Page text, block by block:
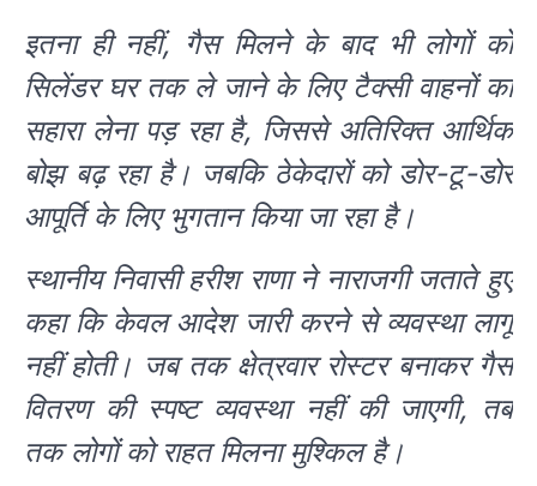
इतना ही नहीं, गैस मिलने के बाद भी लोगों को
सिलेंडर घर तक ले जाने के लिए टैक्सी वाहनों का
सहारा लेना पड़ रहा है, जिससे अतिरिक्त आर्थिक
बोझ बढ़ रहा है। जबकि ठेकेदारों को डोर-टू-डोर
आपूर्ति के लिए भुगतान किया जा रहा है।
स्थानीय निवासी हरीश राणा ने नाराजगी जताते हुए
कहा कि केवल आदेश जारी करने से व्यवस्था लागू
नहीं होती। जब तक क्षेत्रवार रोस्टर बनाकर गैस
वितरण की स्पष्ट व्यवस्था नहीं की जाएगी, तब
तक लोगों को राहत मिलना मुश्किल है।